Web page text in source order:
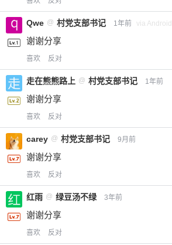
Qwe @ 村党支部书记 1年前 via Android
谢谢分享
喜欢 反对
走在熊熊路上 @ 村党支部书记 1年前
谢谢分享
喜欢 反对
carey @ 村党支部书记 9月前
谢谢分享
喜欢 反对
红雨 @ 绿豆汤不绿 3年前
谢谢分享
喜欢 反对